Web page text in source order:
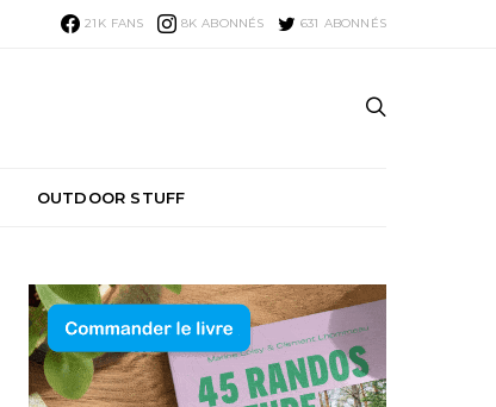
21K FANS 8K ABONNÉS 631 ABONNÉS
OUTDOOR STUFF